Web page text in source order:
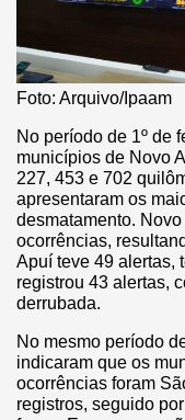
Foto: Arquivo/Ipaam
No período de 1º de
municípios de Novo
227, 453 e 702
apresentaram os
desmatamento.
ocorrências,
Apuí teve 49 alertas,
registrou 43 alertas,
derrubada.
No mesmo período
indicaram que os
ocorrências foram
registros, seguido